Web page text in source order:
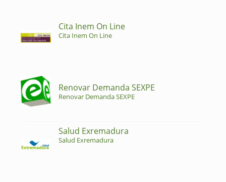
Cita Inem On Line
Cita Inem On Line
Renovar Demanda SEXPE
Renovar Demanda SEXPE
Salud Exremadura
Salud Exremadura